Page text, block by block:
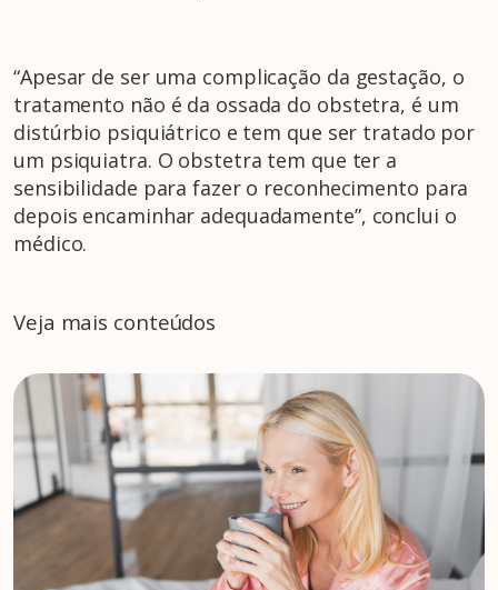
“Apesar de ser uma complicação da gestação, o
tratamento não é da ossada do obstetra, é um
distúrbio psiquiátrico e tem que ser tratado por
um psiquiatra. O obstetra tem que ter a
sensibilidade para fazer o reconhecimento para
depois encaminhar adequadamente”, conclui o
médico.
Veja mais conteúdos